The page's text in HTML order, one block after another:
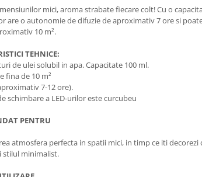
mici, aroma strabate fiecare colt! Cu o
are o autonomie de difuzie de aproximativ 7 ore si
10 m².
TEHNICE:
de ulei solubil in apa. Capacitate 100 ml.
fina de 10 m²
7-12 ore).
schimbare a LED-urilor este curcubeu
PENTRU
atmosfera perfecta in spatii mici, in timp ce iti decorezi
stilul minimalist.